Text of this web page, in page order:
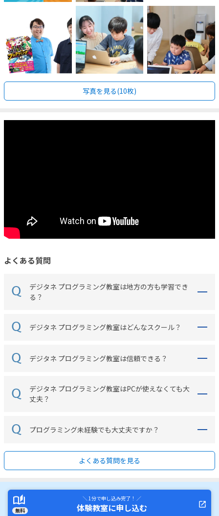
写真を見る(10枚)
よくある質問
デジタネ プログラミング教室は地方の方も学習でき
る？
デジタネ プログラミング教室はどんなスクール？
デジタネ プログラミング教室は信頼できる？
デジタネ プログラミング教室はPCが使えなくても大
丈夫？
プログラミング未経験でも大丈夫ですか？
よくある質問を見る
無料
＼ 1分で申し込み完了！ ／
体験教室に申し込む